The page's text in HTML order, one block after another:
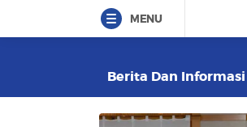
MENU
Berita Dan